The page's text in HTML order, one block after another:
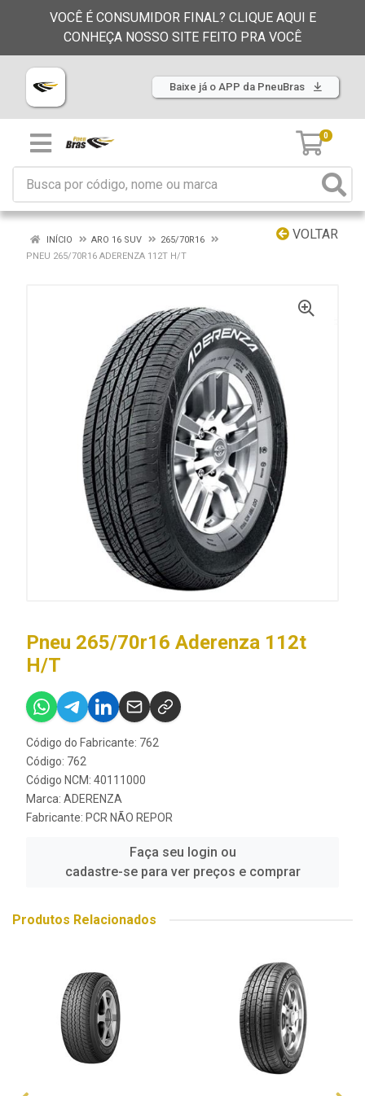
VOCÊ É CONSUMIDOR FINAL? CLIQUE AQUI E
CONHEÇA NOSSO SITE FEITO PRA VOCÊ
Baixe já o APP da PneuBras
0
VOLTAR
INÍCIO ARO 16 SUV
265/70R16
PNEU 265/70R16 ADERENZA 112T H/T
Pneu 265/70r16 Aderenza 112t
H/T
Código do Fabricante: 762
Código: 762
Código NCM: 40111000
Marca: ADERENZA
Fabricante: PCR NÃO REPOR
Faça seu login ou
cadastre-se para ver preços e comprar
Produtos Relacionados